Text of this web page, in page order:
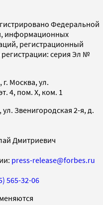
Федеральной
информационных
регистрационный
серия Эл №
Москва, ул.
4, пом. X, ком. 1
Звенигородская 2-я, д.
Дмитриевич
press-release@forbes.ru
565-32-06